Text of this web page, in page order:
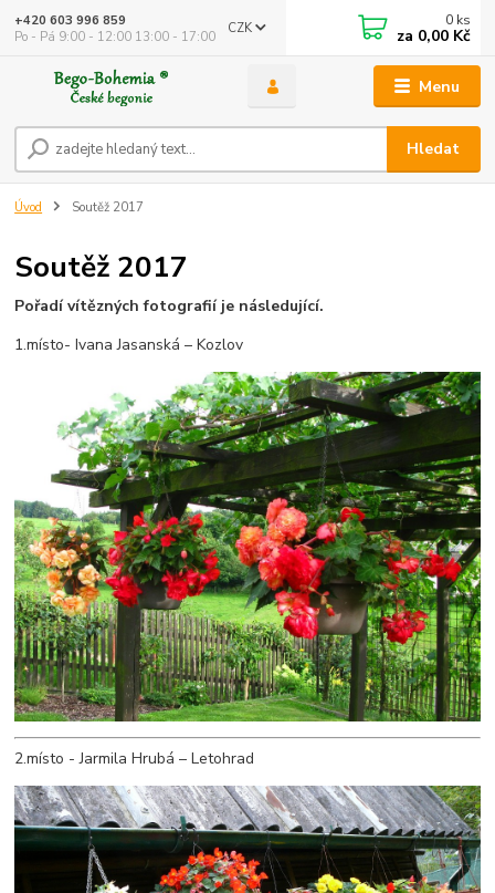
Menu
CZK
Hledat
+420 603 996 859
Po - Pá 9:00 - 12:00 13:00 - 17:00
0 ks
za 0,00 Kč
Úvod Soutěž 2017
Soutěž 2017
Pořadí vítězných fotografií je následující.
1.místo- Ivana Jasanská – Kozlov
2.místo - Jarmila Hrubá – Letohrad